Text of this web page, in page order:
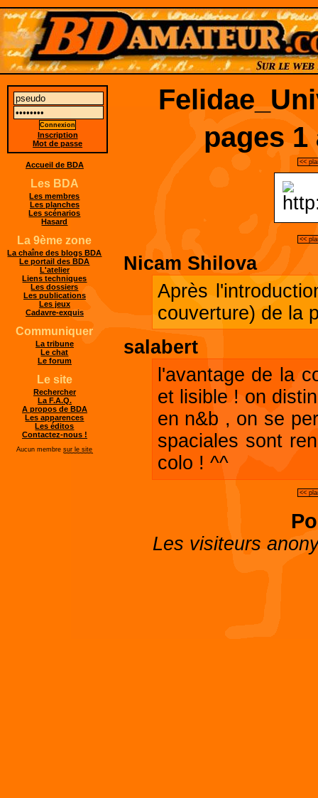
pages
<<
<<
Nicam Shilova
Après
couverture) de la
salabert
l'avantage de la
et lisible ! on
en n&b , on se
spaciales sont
colo ! ^^
<<
Les visiteurs
Inscription
Mot de passe
Accueil de BDA
Les BDA
Les membres
Les planches
Les scénarios
Hasard
La 9ème zone
La chaîne des blogs BDA
Le portail des BDA
L'atelier
Liens techniques
Les dossiers
Les publications
Les jeux
Cadavre-exquis
Communiquer
La tribune
Le chat
Le forum
Le site
Rechercher
La F.A.Q.
A propos de BDA
Les apparences
Les éditos
Contactez-nous !
Aucun membresur le site